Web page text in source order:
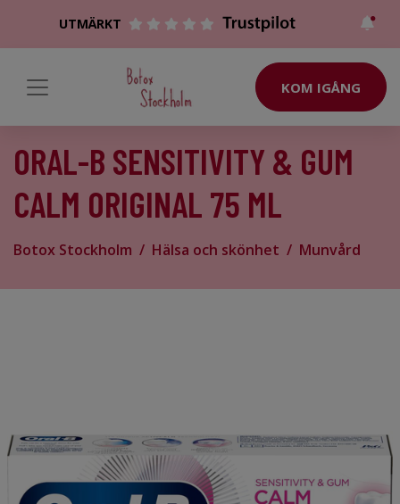
UTMÄRKT
KOM IGÅNG
ORAL-B SENSITIVITY & GUM
CALM ORIGINAL 75 ML
Botox Stockholm Hälsa och skönhet Munvård